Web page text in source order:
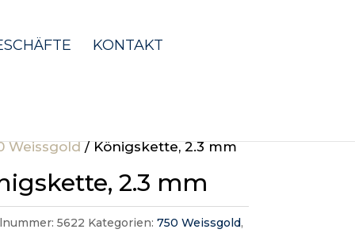
KONTAKT
Weissgold/ Königskette, 2.3 mm
2.3 mm
5622 Kategorien:750 Weissgold,